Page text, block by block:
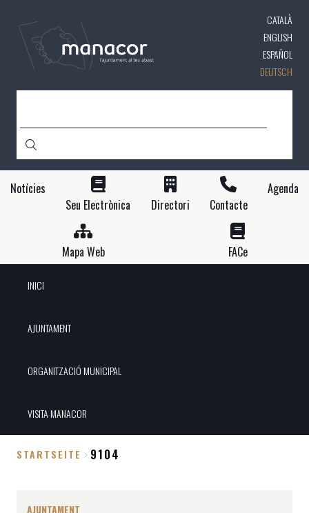
CATALÀ
ENGLISH
ESPAÑOL
DEUTSCH
Notícies
Seu Electrònica
Directori Contacte
Agenda
Mapa Web FACe
INICI
AJUNTAMENT
ORGANITZACIÓ MUNICIPAL
VISITA MANACOR
STARTSEITE 9104
AJUNTAMENT